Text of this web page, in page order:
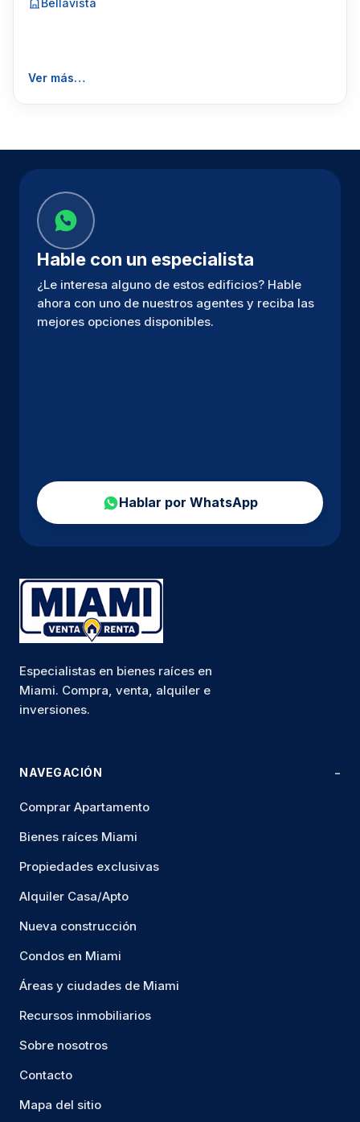
Bellavista
Ver más…
Hable con un especialista
¿Le interesa alguno de estos edificios? Hable
ahora con uno de nuestros agentes y reciba las
mejores opciones disponibles.
Hablar por WhatsApp
Especialistas en bienes raíces en
Miami. Compra, venta, alquiler e
inversiones.
NAVEGACIÓN
Comprar Apartamento
Bienes raíces Miami
Propiedades exclusivas
Alquiler Casa/Apto
Nueva construcción
Condos en Miami
Áreas y ciudades de Miami
Recursos inmobiliarios
Sobre nosotros
Contacto
Mapa del sitio